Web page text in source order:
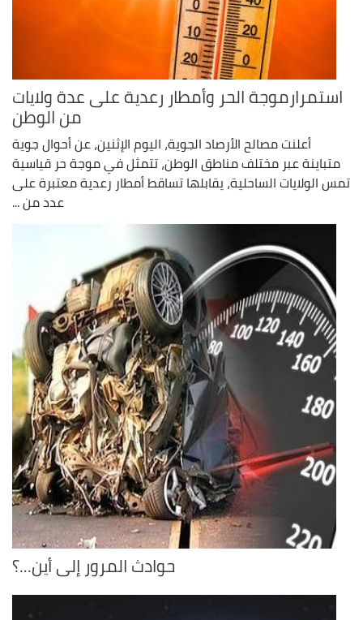
استمرارموجة الحر وأمطار رعدية على عدة ولايات
من الوطن
أعلنت مصالح الأرصاد الجوية، اليوم الإثنين، عن أحوال جوية
متباينة عبر مختلف مناطق الوطن، تتمثل في موجة حر قياسية
تمس الولايات الساحلية، يقابلها تساقط أمطار رعدية معتبرة على
عدد من ...
حوادث المرور إلى أين...؟